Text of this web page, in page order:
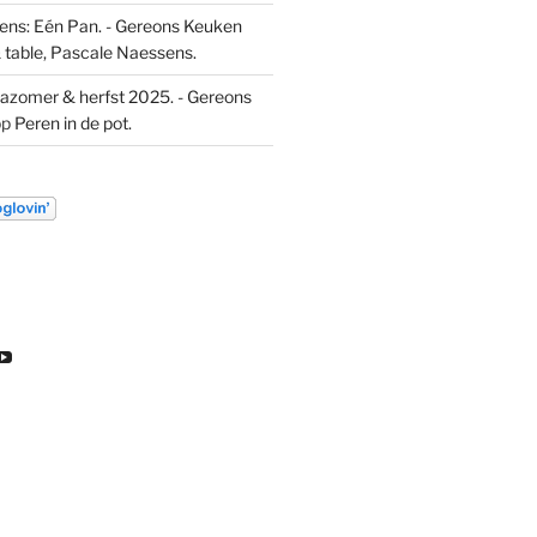
Eén Pan. - Gereons Keuken
table, Pascale Naessens.
& herfst 2025. - Gereons
Peren in de pot.
Bekijk